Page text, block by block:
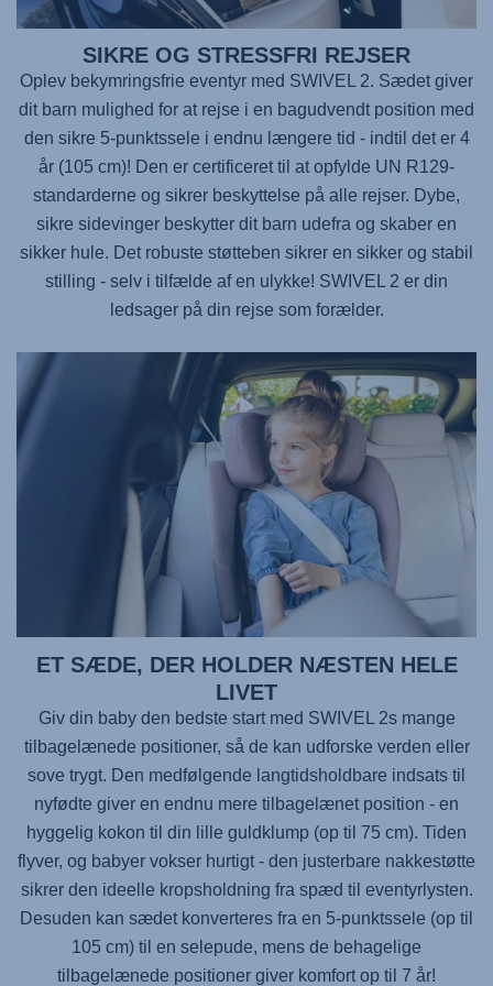
SIKRE OG STRESSFRI REJSER
Oplev bekymringsfrie eventyr med SWIVEL 2. Sædet giver
dit barn mulighed for at rejse i en bagudvendt position med
den sikre 5-punktssele i endnu længere tid - indtil det er 4
år (105 cm)! Den er certificeret til at opfylde UN R129-
standarderne og sikrer beskyttelse på alle rejser. Dybe,
sikre sidevinger beskytter dit barn udefra og skaber en
sikker hule. Det robuste støtteben sikrer en sikker og stabil
stilling - selv i tilfælde af en ulykke! SWIVEL 2 er din
ledsager på din rejse som forælder.
ET SÆDE, DER HOLDER NÆSTEN HELE
LIVET
Giv din baby den bedste start med SWIVEL 2s mange
tilbagelænede positioner, så de kan udforske verden eller
sove trygt. Den medfølgende langtidsholdbare indsats til
nyfødte giver en endnu mere tilbagelænet position - en
hyggelig kokon til din lille guldklump (op til 75 cm). Tiden
flyver, og babyer vokser hurtigt - den justerbare nakkestøtte
sikrer den ideelle kropsholdning fra spæd til eventyrlysten.
Desuden kan sædet konverteres fra en 5-punktssele (op til
105 cm) til en selepude, mens de behagelige
tilbagelænede positioner giver komfort op til 7 år!